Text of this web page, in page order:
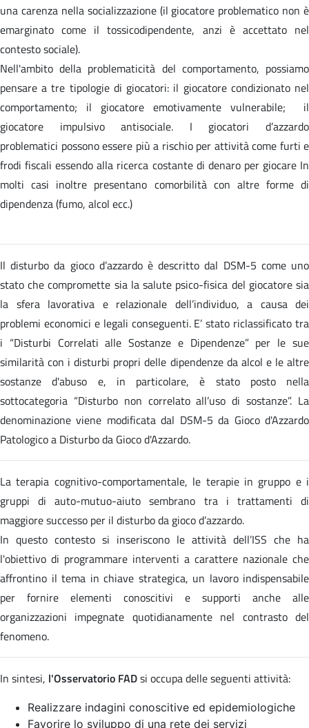
una carenza nella socializzazione (il giocatore problematico non è
emarginato come il tossicodipendente, anzi è accettato nel
contesto sociale).
Nell'ambito della problematicità del comportamento, possiamo
pensare a tre tipologie di giocatori: il giocatore condizionato nel
comportamento; il giocatore emotivamente vulnerabile; il
giocatore impulsivo antisociale. I giocatori d’azzardo
problematici possono essere più a rischio per attività come furti e
frodi fiscali essendo alla ricerca costante di denaro per giocare In
molti casi inoltre presentano comorbilità con altre forme di
dipendenza (fumo, alcol ecc.)
Il disturbo da gioco d’azzardo è descritto dal DSM-5 come uno
stato che compromette sia la salute psico-fisica del giocatore sia
la sfera lavorativa e relazionale dell’individuo, a causa dei
problemi economici e legali conseguenti. E’ stato riclassificato tra
i “Disturbi Correlati alle Sostanze e Dipendenze” per le sue
similarità con i disturbi propri delle dipendenze da alcol e le altre
sostanze d'abuso e, in particolare, è stato posto nella
sottocategoria “Disturbo non correlato all’uso di sostanze”. La
denominazione viene modificata dal DSM-5 da Gioco d'Azzardo
Patologico a Disturbo da Gioco d'Azzardo.
La terapia cognitivo-comportamentale, le terapie in gruppo e i
gruppi di auto-mutuo-aiuto sembrano tra i trattamenti di
maggiore successo per il disturbo da gioco d’azzardo.
In questo contesto si inseriscono le attività dell’ISS che ha
l'obiettivo di programmare interventi a carattere nazionale che
affrontino il tema in chiave strategica, un lavoro indispensabile
per fornire elementi conoscitivi e supporti anche alle
organizzazioni impegnate quotidianamente nel contrasto del
fenomeno.
In sintesi, l'Osservatorio FADsi occupa delle seguenti attività:
Realizzare indagini conoscitive ed epidemiologiche
Favorire lo sviluppo di una rete dei servizi